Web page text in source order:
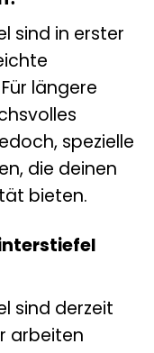
sind in erster
längere
spezielle
die deinen
bieten.
sind derzeit
arbeiten